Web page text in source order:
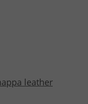
leather